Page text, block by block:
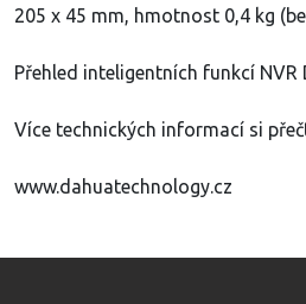
205 x 45 mm, hmotnost 0,4 kg
Přehled inteligentních funkcí NVR
Více technických informací si
www.dahuatechnology.cz